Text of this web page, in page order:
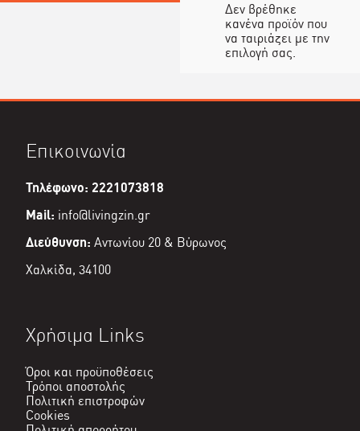
Δεν βρέθηκε
κανένα προϊόν που
να ταιριάζει με την
επιλογή σας.
Επικοινωνία
Τηλέφωνο: 2221073818
Mail: info@livingzin.gr
Διεύθυνση: Αντωνίου 20 & Βύρωνος
Χαλκίδα, 34100
Χρήσιμα Links
Όροι και προϋποθέσεις
Τρόποι αποστολής
Πολιτική επιστροφών
Cookies